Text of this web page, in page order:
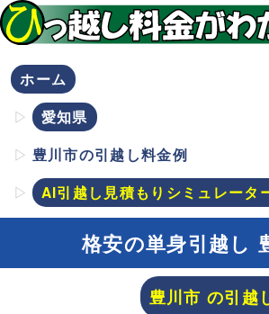
ホーム
愛知県
豊川市の引越し料金例
AI引越し見積もりシミュレータ
格安の単身引越し
豊川市 の引越